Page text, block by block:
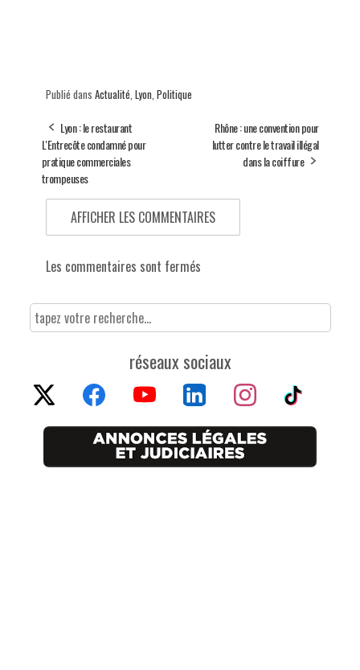
Publié dans Actualité Lyon Politique
Lyon : le restaurant
L'Entrecôte condamné pour
pratique commerciales
trompeuses
Rhône : une convention pour
lutter contre le travail illégal
dans la coiffure
AFFICHER LES COMMENTAIRES
Les commentaires sont fermés
réseaux sociaux